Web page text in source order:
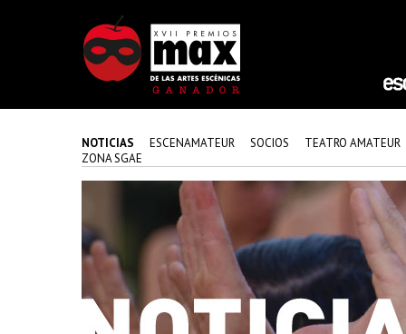
NOTICIAS ESCENAMATEUR SOCIOS
TEATRO AMATEUR
ZONA SGAE